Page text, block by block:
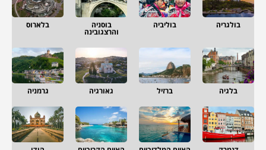
בולגריה בוליביה בוסניה
והרצגובינה
בלארוס
בלגיה ברזיל גאורגיה גרמניה